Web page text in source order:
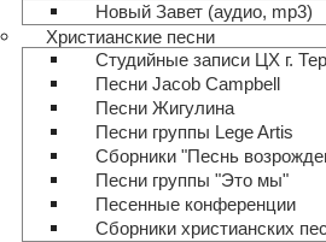
Новый Завет (аудио, mp3)
Христианские песни
Студийные записи ЦХ г.
Песни Jacob Campbell
Песни Жигулина
Песни группы Lege Artis
Сборники "Песнь
Песни группы "Это мы"
Песенные конференции
Сборники христианских